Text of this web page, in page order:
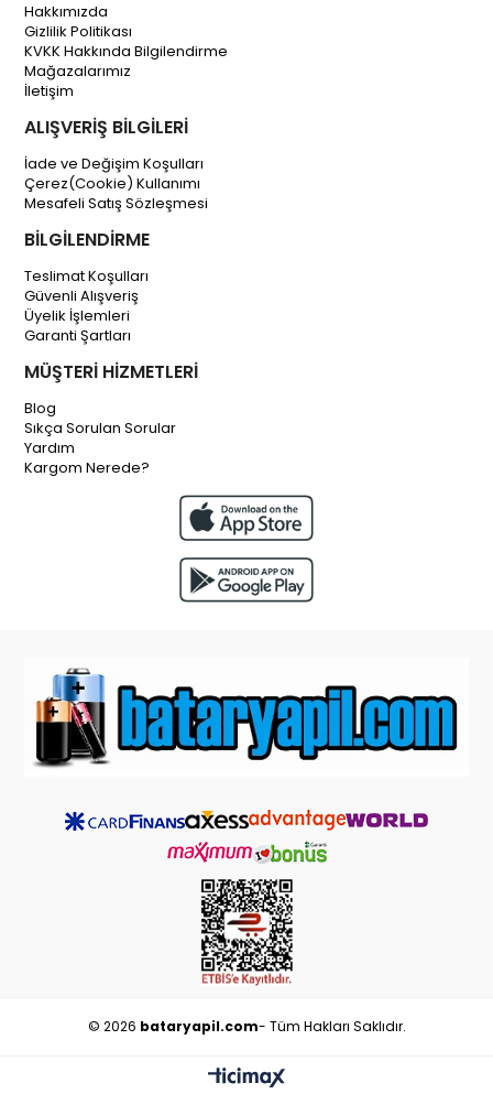
Hakkımızda
Gizlilik Politikası
KVKK Hakkında Bilgilendirme
Mağazalarımız
İletişim
ALIŞVERİŞ BİLGİLERİ
İade ve Değişim Koşulları
Çerez(Cookie) Kullanımı
Mesafeli Satış Sözleşmesi
BİLGİLENDİRME
Teslimat Koşulları
Güvenli Alışveriş
Üyelik İşlemleri
Garanti Şartları
MÜŞTERİ HİZMETLERİ
Blog
Sıkça Sorulan Sorular
Yardım
Kargom Nerede?
© 2026 bataryapil.com- Tüm Hakları Saklıdır.